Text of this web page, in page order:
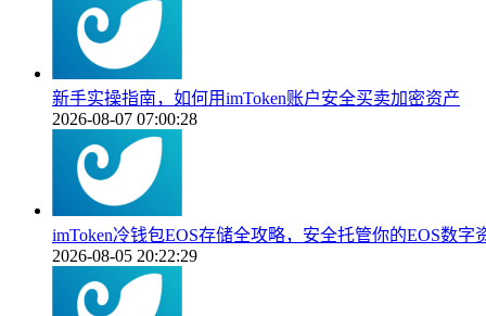
新手实操指南，如何用imToken账户安全买卖加密资产
2026-08-07 07:00:28
imToken冷钱包EOS存储全攻略，安全托管你的EOS数字
2026-08-05 20:22:29